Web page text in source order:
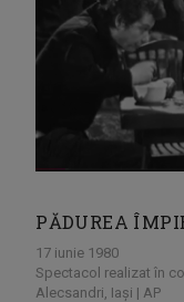
PĂDUREA
17 iunie 1980
Spectacol realizat în
Alecsandri, Iași | AP